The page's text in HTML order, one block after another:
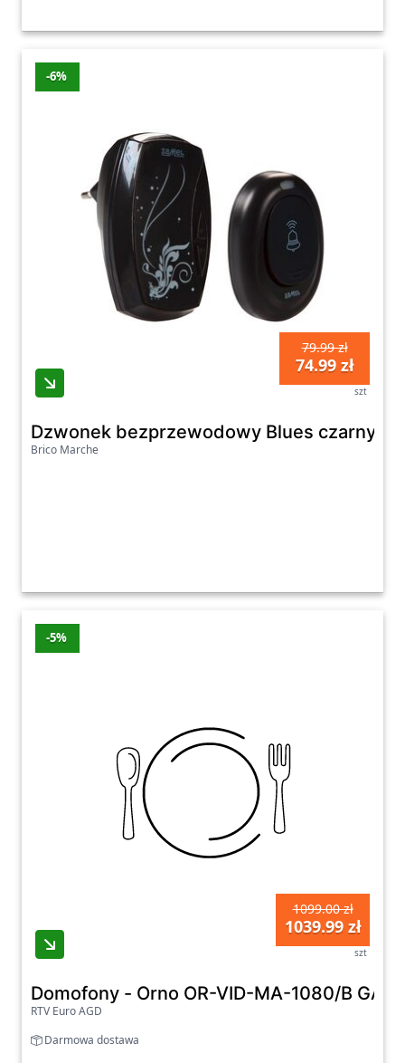
-6%
79.99 zł
74.99 zł
szt
Dzwonek bezprzewodowy Blues czarny
Brico Marche
-5%
1099.00 zł
1039.99 zł
szt
RTV Euro AGD
Darmowa dostawa